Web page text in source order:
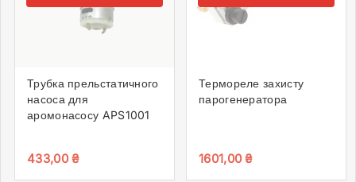
Трубка прельстатичного
насоса для
аромонасосу APS1001
433,00₴
Термореле захисту
парогенератора
1601,00₴